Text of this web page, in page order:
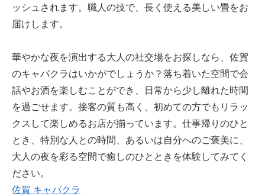
ッシュされます。職人の技で、長く使える美しい畳をお
届けします。
華やかな夜を演出する大人の社交場をお探しなら、佐賀
のキャバクラはいかがでしょうか？落ち着いた空間で会
話やお酒を楽しむことができ、日常から少し離れた時間
を過ごせます。接客の質も高く、初めての方でもリラッ
クスして楽しめるお店が揃っています。仕事帰りのひと
とき、特別な人との時間、あるいは自分へのご褒美に、
大人の夜を彩る空間で癒しのひとときを体験してみてく
ださい。
佐賀 キャバクラ